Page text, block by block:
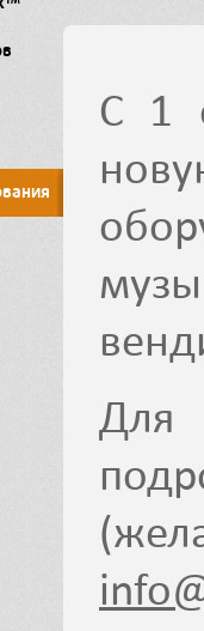
С 1
Для